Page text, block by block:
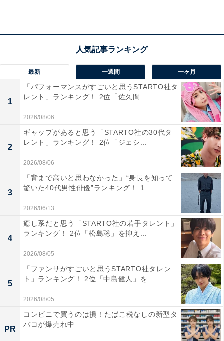
「鼻筋がすっと通っていてフェイスラインが綺麗
（40代男性／大阪府）
「日本人離れした高い鼻筋と、小顔さが際立つ横顔
はまさに芸術品の域です」（40代男性／宮城県）
1位：今田美桜／57票
最新 一週間 一ヶ月
1
「パフォーマンスがすごいと思うSTARTO社タ
レント」ランキング！ 2位「佐久間...
2026/08/06
2
ギャップがあると思う「STARTO社の30代タ
レント」ランキング！ 2位「ジェシ...
2026/08/06
3
「背まで高いと思わなかった」“身長を知って
驚いた40代男性俳優”ランキング！ 1...
2026/06/13
4
癒し系だと思う「STARTO社の若手タレント」
ランキング！ 2位「松島聡」を抑え...
2026/08/05
5
「ファンサがすごいと思うSTARTO社タレン
ト」ランキング！ 2位「中島健人」を...
2026/08/05
PR
コンビニで買うのは損！たばこ税なしの新型タ
バコが爆売れ中